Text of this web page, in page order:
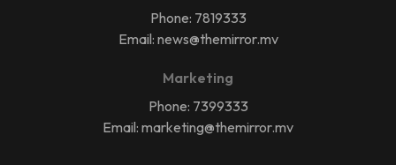
Phone: 7819333
Email: news@themirror.mv
Marketing
Phone: 7399333
Email: marketing@themirror.mv